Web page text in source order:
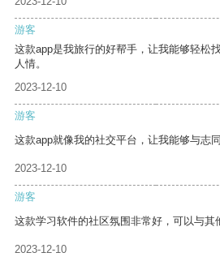
游客
这款app是我旅行的好帮手，让我能够轻松
人情。
2023-12-10
游客
这款app就像我的社交平台，让我能够与志
2023-12-10
游客
这款学习软件的社区氛围非常好，可以与其
2023-12-10